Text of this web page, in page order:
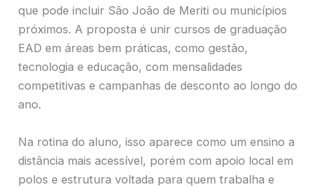
que pode incluir São João de Meriti ou municípios
próximos. A proposta é unir cursos de graduação
EAD em áreas bem práticas, como gestão,
tecnologia e educação, com mensalidades
competitivas e campanhas de desconto ao longo do
ano.
Na rotina do aluno, isso aparece como um ensino a
distância mais acessível, porém com apoio local em
polos e estrutura voltada para quem trabalha e